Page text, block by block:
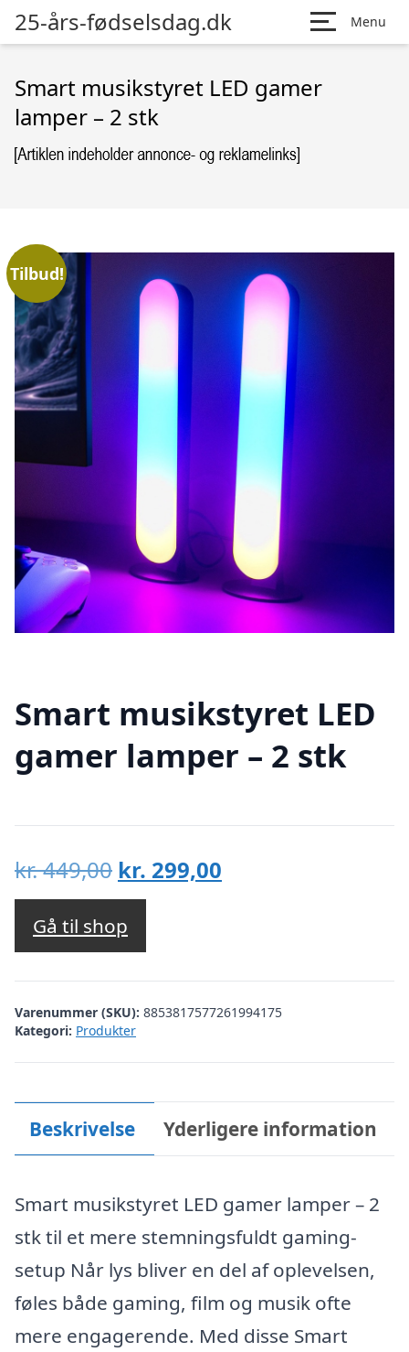
25-års-fødselsdag.dk Menu
Smart musikstyret LED gamer
lamper – 2 stk
Tilbud!
Smart musikstyret LED
gamer lamper – 2 stk
kr.449,00 Den
oprindelige
pris
var:
kr. 449,00.
kr. 299,00
kr. 299,00.
Gå til shop
Varenummer (SKU): 8853817577261994175
Kategori: Produkter
Beskrivelse Yderligere information
Smart musikstyret LED gamer lamper – 2
stk til et mere stemningsfuldt gaming-
setup Når lys bliver en del af oplevelsen,
føles både gaming, film og musik ofte
mere engagerende. Med disse Smart